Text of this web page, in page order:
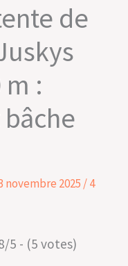
de
m :
novembre 2025/4
5 - (5 votes)